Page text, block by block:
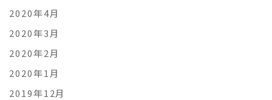
2020年4月
2020年3月
2020年2月
2020年1月
2019年12月